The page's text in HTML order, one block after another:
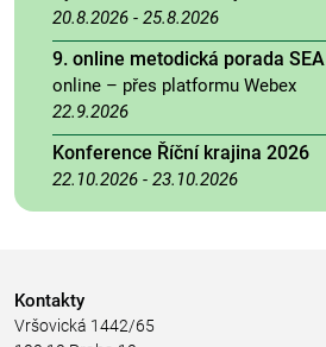
20.8.2026 - 25.8.2026
9. online metodická porada SEA
online – přes platformu Webex
22.9.2026
Konference Říční krajina 2026
22.10.2026 - 23.10.2026
Kontakty
Vršovická 1442/65